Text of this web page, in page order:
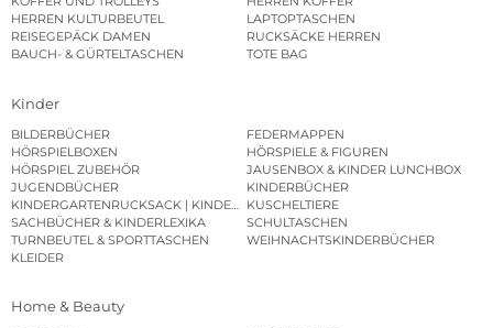
HERREN KULTURBEUTEL
LAPTOPTASCHEN
REISEGEPÄCK DAMEN
RUCKSÄCKE HERREN
BAUCH- & GÜRTELTASCHEN
TOTE BAG
Kinder
BILDERBÜCHER
FEDERMAPPEN
HÖRSPIELBOXEN
HÖRSPIELE & FIGUREN
HÖRSPIEL ZUBEHÖR
JAUSENBOX & KINDER LUNCHBOX
JUGENDBÜCHER
KINDERBÜCHER
KINDERGARTENRUCKSACK | KINDERGARTENBEUTEL
KUSCHELTIERE
SACHBÜCHER & KINDERLEXIKA
SCHULTASCHEN
TURNBEUTEL & SPORTTASCHEN
WEIHNACHTSKINDERBÜCHER
KLEIDER
Home & Beauty